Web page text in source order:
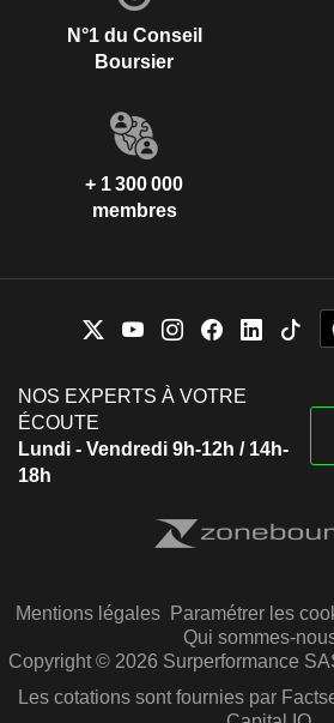
N°1 du Conseil
Boursier
+ 1 300 000
membres
NOS EXPERTS À VOTRE
ÉCOUTE
Lundi - Vendredi 9h-12h / 14h-
18h
Mentions légales Paramétrer les
Qui sommes-
Copyright © 2026 Surperformance
Les cotations sont fournies par